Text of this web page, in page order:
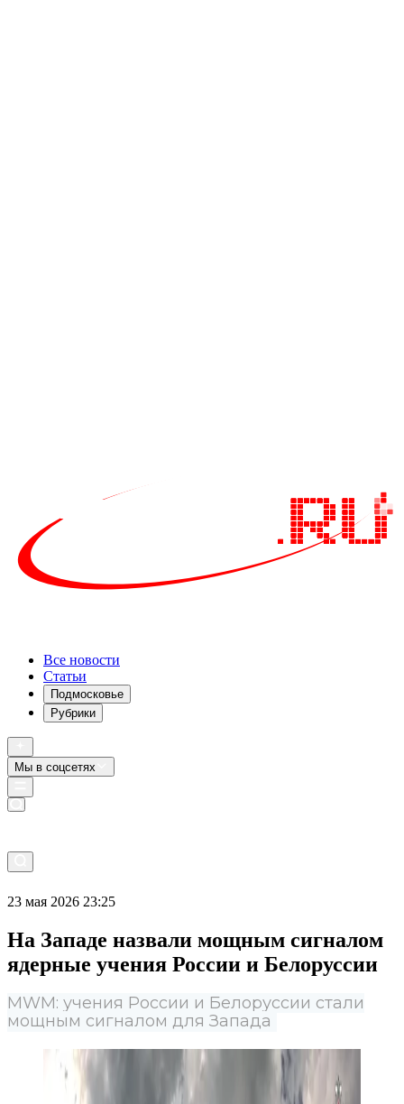
Все новости
Статьи
Подмосковье
Рубрики
Мы в соцсетях
23 мая 2026 23:25
На Западе назвали мощным сигналом
ядерные учения России и Белоруссии
MWM: учения России и Белоруссии стали
мощным сигналом для Запада